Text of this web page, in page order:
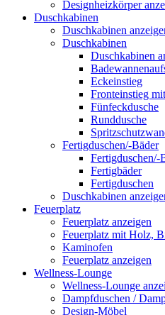
Designheizkörper
Duschkabinen
Duschkabinen
Duschkabinen
Duschkabinen
Eckeinstieg
Fronteinstieg
Fünfeckdusche
Runddusche
Fertigduschen/-Bäder
Fertigduschen/-
Fertigbäder
Fertigduschen
Duschkabinen
Feuerplatz
Feuerplatz anzeigen
Feuerplatz mit Holz,
Kaminofen
Feuerplatz anzeigen
Wellness-Lounge
Wellness-Lounge
Dampfduschen /
Design-Möbel